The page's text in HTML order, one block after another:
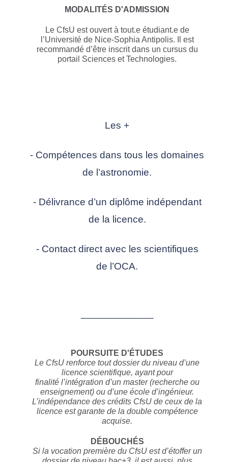
MODALITÉS D'ADMISSION
Le CfsU est ouvert à tout.e étudiant.e de
l’Université de Nice-Sophia Antipolis. Il est
recommandé d’être inscrit dans un cursus du
portail Sciences et Technologies.
Les +
- Compétences dans tous les domaines
de l’astronomie.
- Délivrance d’un diplôme indépendant
de la licence.
- Contact direct avec les scientifiques
de l’OCA.
POURSUITE D'ÉTUDES
Le CfsU renforce tout dossier du niveau d’une
licence scientifique, ayant pour
finalité l’intégration d’un master (recherche ou
enseignement) ou d’une école d’ingénieur.
L’indépendance des crédits CfsU de ceux de la
licence est garante de la double compétence
acquise.
DÉBOUCHÉS
Si la vocation première du CfsU est d’étoffer un